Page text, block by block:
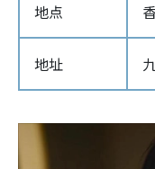
地点
地址